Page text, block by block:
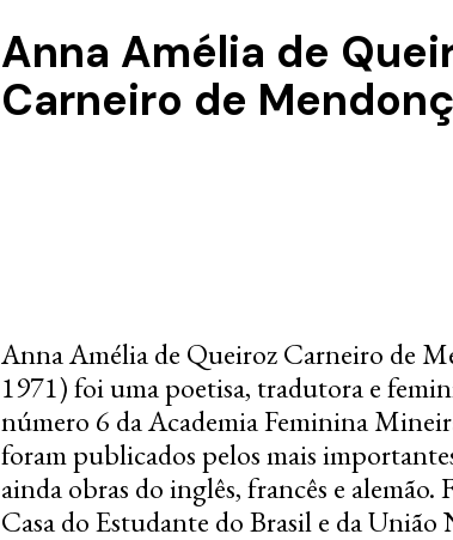
Anna Amélia de
Carneiro de
Anna Amélia de Queiroz Carneiro de
1971) foi uma poetisa, tradutora e
número 6 da Academia Feminina
foram publicados pelos mais
ainda obras do inglês, francês e alemão.
Casa do Estudante do Brasil e da